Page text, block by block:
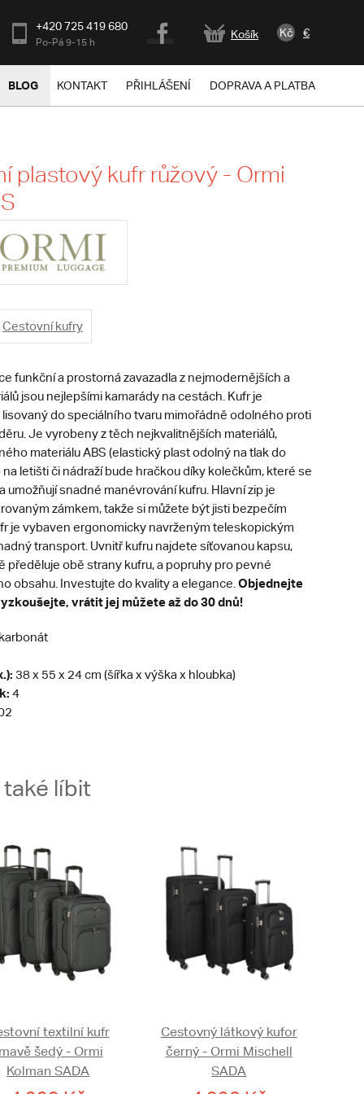
+420 725 419 680
Po-Pá 9-15 h
Košík Kč €
BLOG KONTAKT PŘIHLÁŠENÍ DOPRAVA A PLATBA
plastový kufr růžový - Ormi
Cestovní kufry
funkční a prostorná zavazadla z nejmodernějších a
jsou nejlepšími kamarády na cestách. Kufr je
do speciálního tvaru mimořádně odolného proti
Je vyrobeny z těch nejkvalitnějších materiálů,
materiálu ABS (elastický plast odolný na tlak do
na letišti či nádraží bude hračkou díky kolečkům, které se
umožňují snadné manévrování kufru. Hlavní zip je
zámkem, takže si můžete být jisti bezpečím
je vybaven ergonomicky navrženým teleskopickým
transport. Uvnitř kufru najdete síťovanou kapsu,
předěluje obě strany kufru, a popruhy pro pevné
obsahu. Investujte do kvality a elegance. Objednejte
vrátit jej můžete až do 30 dnů!
38 x 55 x 24 cm (šířka x výška x hloubka)
4
líbit
textilní kufr
šedý - Ormi
Kolman SADA
Cestovný látkový kufor
černý - Ormi Mischell
SADA